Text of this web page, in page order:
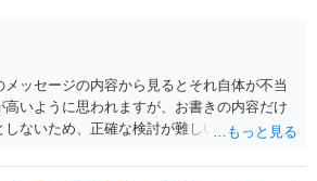
メッセージの内容から見るとそれ自体が不当
いように思われますが、お書きの内容だけ
ないため、正確な検討が難しいです。例え
バイスう受けた方が確実です。